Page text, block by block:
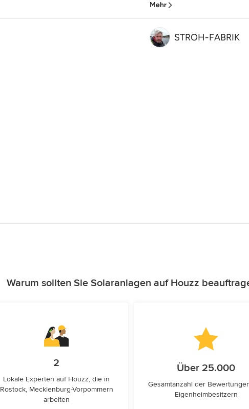
Mehr
STROH-FABRIK
Warum sollten Sie Solaranlagen auf Houzz
2
Lokale Experten auf Houzz, die in
Rostock, Mecklenburg-Vorpommern
arbeiten
Über 25.000
Gesamtanzahl der
Eigenheimbesitzern